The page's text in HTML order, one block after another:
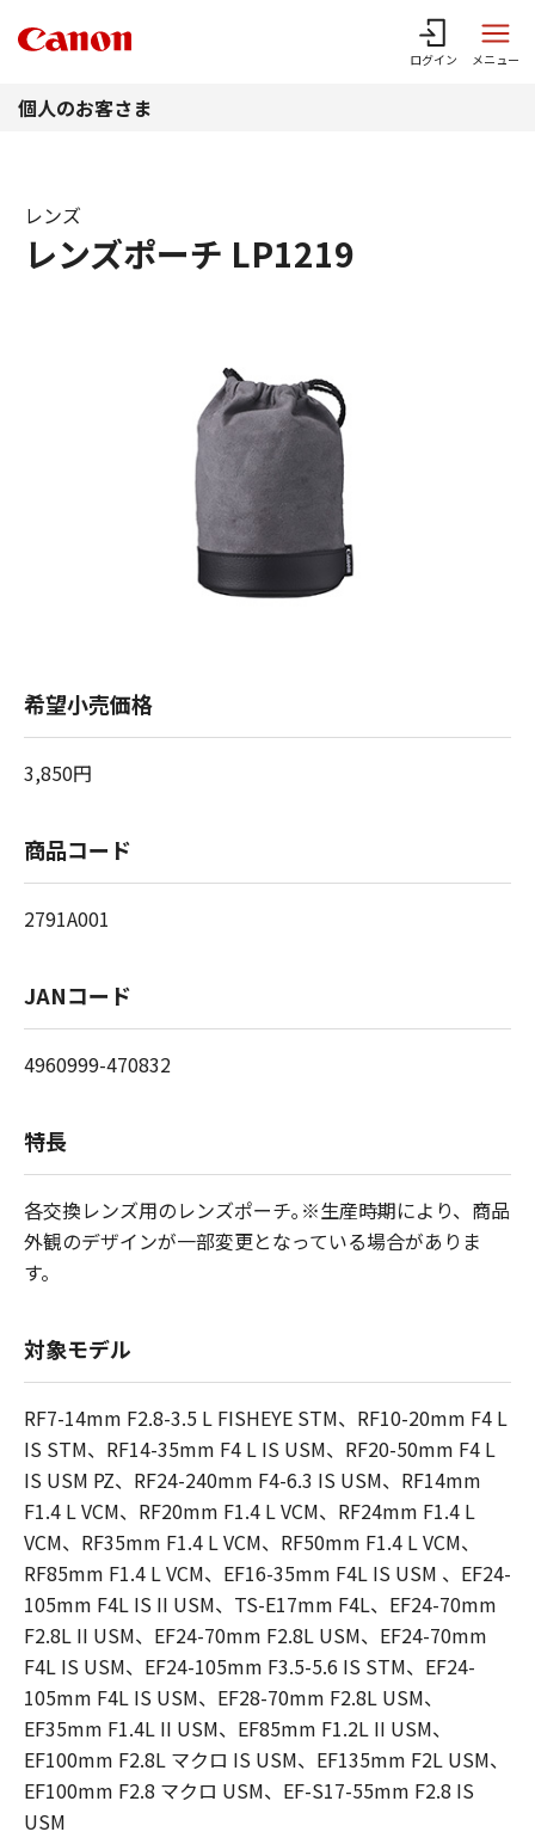
ログイン メニュー
個人のお客さま
レンズポーチ LP1219
レンズ
希望小売価格
3,850円
商品コード
2791A001
JANコード
4960999-470832
特長
各交換レンズ用のレンズポーチ｡※生産時期により、商品
外観のデザインが一部変更となっている場合がありま
す。
対象モデル
RF7-14mm F2.8-3.5 L FISHEYE STM、RF10-20mm F4 L
IS STM、RF14-35mm F4 L IS USM、RF20-50mm F4 L
IS USM PZ、RF24-240mm F4-6.3 IS USM、RF14mm
F1.4 L VCM、RF20mm F1.4 L VCM、RF24mm F1.4 L
VCM、RF35mm F1.4 L VCM、RF50mm F1.4 L VCM、
RF85mm F1.4 L VCM、EF16-35mm F4L IS USM 、EF24-
105mm F4L IS II USM、TS-E17mm F4L、EF24-70mm
F2.8L II USM、EF24-70mm F2.8L USM、EF24-70mm
F4L IS USM、EF24-105mm F3.5-5.6 IS STM、EF24-
105mm F4L IS USM、EF28-70mm F2.8L USM、
EF35mm F1.4L II USM、EF85mm F1.2L II USM、
EF100mm F2.8L マクロ IS USM、EF135mm F2L USM、
EF100mm F2.8 マクロ USM、EF-S17-55mm F2.8 IS
USM